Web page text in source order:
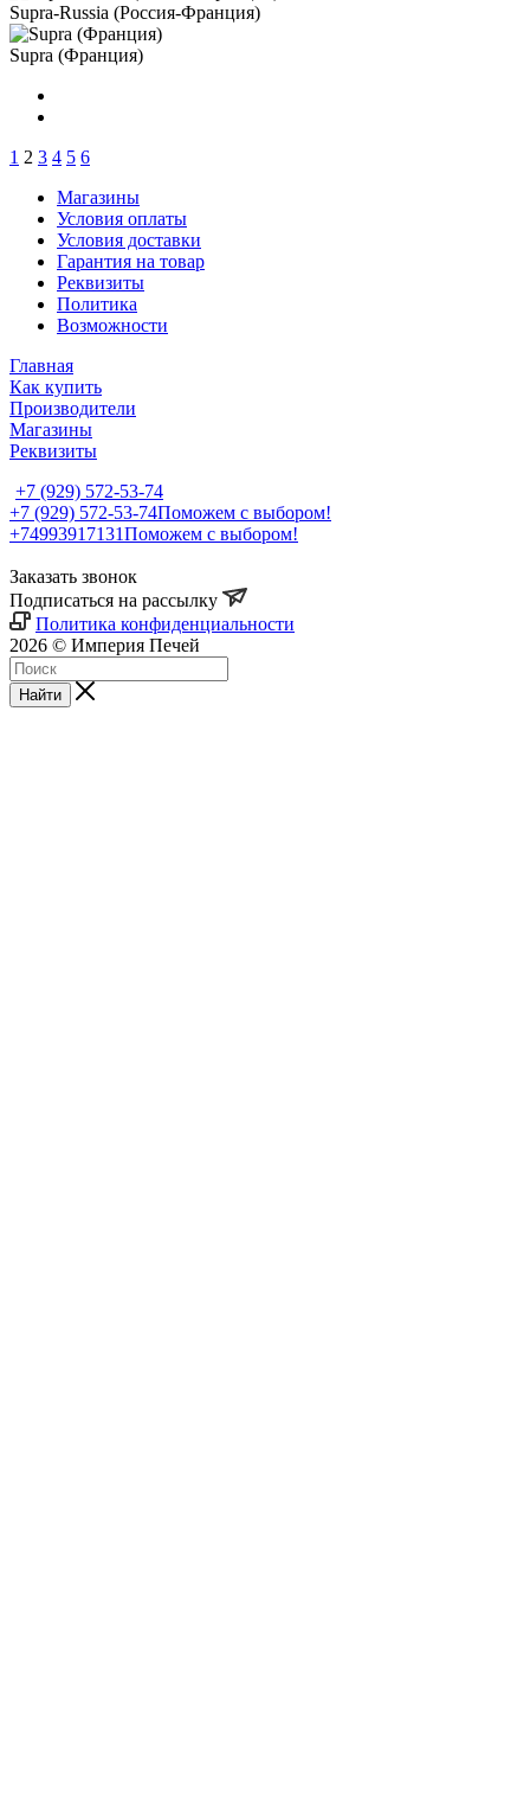
Supra-Russia (Россия-Франция)
Supra (Франция)
1 2 3 4 5 6
Магазины
Условия оплаты
Условия доставки
Гарантия на товар
Реквизиты
Политика
Возможности
Главная
Как купить
Производители
Магазины
Реквизиты
+7 (929) 572-53-74
+7 (929) 572-53-74Поможем с выбором!
+74993917131Поможем с выбором!
Заказать звонок
Подписаться на рассылку
Политика конфиденциальности
2026 © Империя Печей
Найти